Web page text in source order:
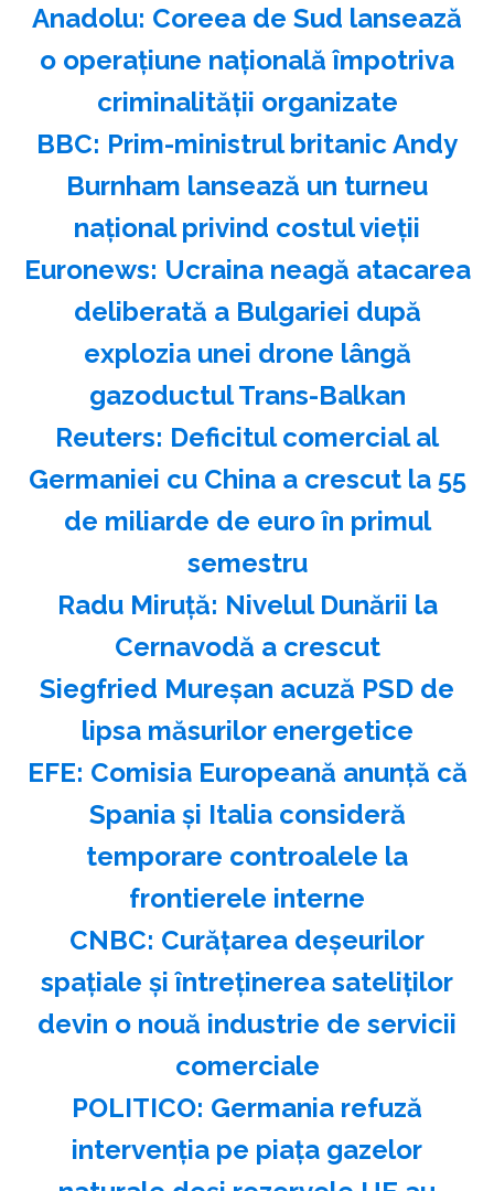
Anadolu: Coreea de Sud lansează
o operaţiune naţională împotriva
criminalităţii organizate
BBC: Prim-ministrul britanic Andy
Burnham lansează un turneu
naţional privind costul vieţii
Euronews: Ucraina neagă atacarea
deliberată a Bulgariei după
explozia unei drone lângă
gazoductul Trans-Balkan
Reuters: Deficitul comercial al
Germaniei cu China a crescut la 55
de miliarde de euro în primul
semestru
Radu Miruţă: Nivelul Dunării la
Cernavodă a crescut
Siegfried Mureşan acuză PSD de
lipsa măsurilor energetice
EFE: Comisia Europeană anunţă că
Spania şi Italia consideră
temporare controalele la
frontierele interne
CNBC: Curăţarea deşeurilor
spaţiale şi întreţinerea sateliţilor
devin o nouă industrie de servicii
comerciale
POLITICO: Germania refuză
intervenţia pe piaţa gazelor